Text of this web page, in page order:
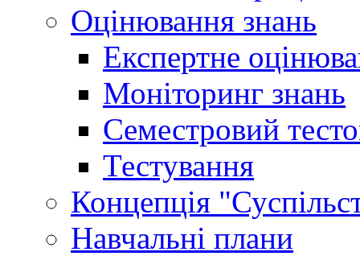
Оцінювання знань
Експертне
Моніторинг знань
Семестровий
Тестування
Концепція
Навчальні плани